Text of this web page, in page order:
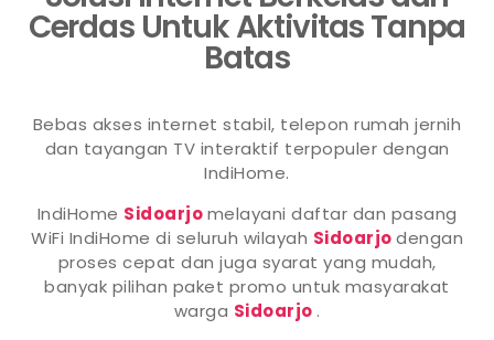
Cerdas Untuk Aktivitas Tanpa
Batas
Bebas akses internet stabil, telepon rumah jernih
dan tayangan TV interaktif terpopuler dengan
IndiHome.
IndiHome Sidoarjomelayani daftar dan pasang
WiFi IndiHome di seluruh wilayah Sidoarjodengan
proses cepat dan juga syarat yang mudah,
banyak pilihan paket promo untuk masyarakat
warga Sidoarjo .